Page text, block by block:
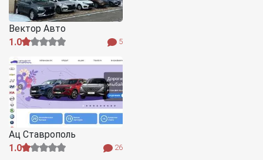
Вектор Авто
1.0
5
Ац Ставрополь
1.0
26